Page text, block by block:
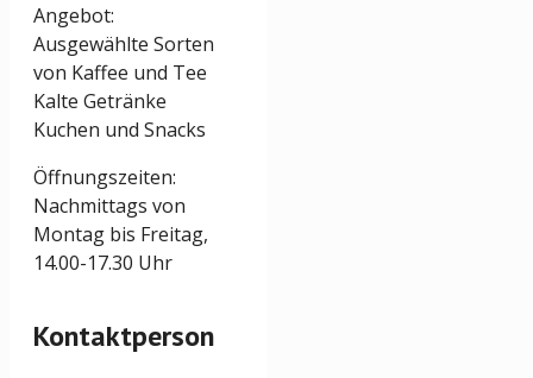
Angebot:
Ausgewählte Sorten
von Kaffee und Tee
Kalte Getränke
Kuchen und Snacks
Öffnungszeiten:
Nachmittags von
Montag bis Freitag,
14.00-17.30 Uhr
Kontaktperson